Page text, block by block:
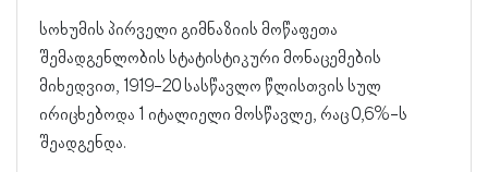
სოხუმის პირველი გიმნაზიის მოწაფეთა
შემადგენლობის სტატისტიკური მონაცემების
მიხედვით, 1919-20 სასწავლო წლისთვის სულ
ირიცხებოდა 1 იტალიელი მოსწავლე, რაც 0,6%-ს
შეადგენდა.